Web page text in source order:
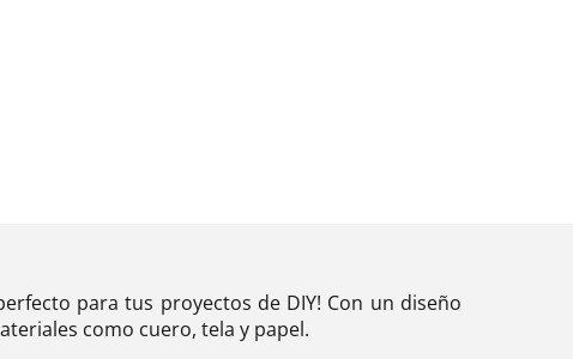
para tus proyectos de DIY! Con un diseño
como cuero, tela y papel.